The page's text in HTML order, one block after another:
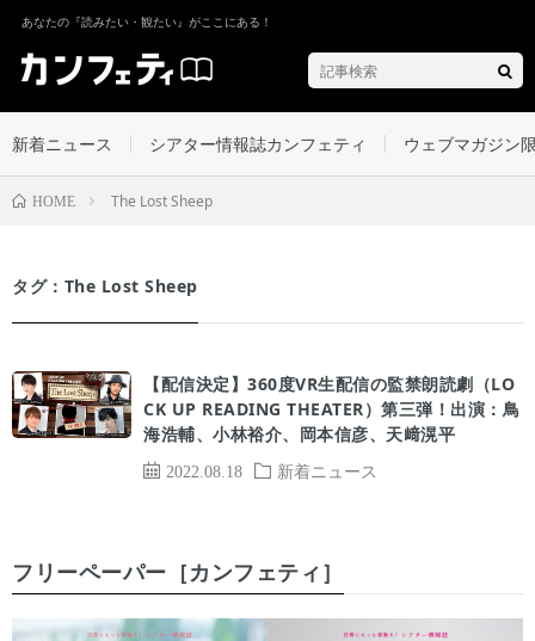
あなたの『読みたい・観たい』がここにある！
新着ニュース シアター情報誌カンフェティ ウェブマガジン
HOME The Lost Sheep
タグ：The Lost Sheep
2022.08.18 新着ニュース
【配信決定】360度VR生配信の監禁朗読劇（LO
CK UP READING THEATER）第三弾！出演：鳥
海浩輔、小林裕介、岡本信彦、天﨑滉平
フリーペーパー［カンフェティ］